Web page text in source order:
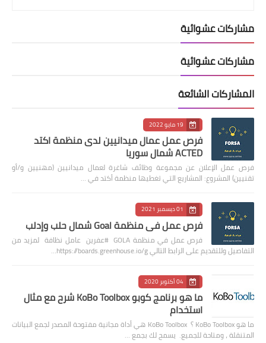
مشاركات عشوائية
مشاركات عشوائية
المشاركات الشائعة
19 مايو 2022
فرص عمل عمال ميدانيين لدى منظمة اكتد
ACTED شمال سوريا
فرص عمل الإعلان عن مجموعة وظائف شاغرة لعمال ميدانيين (مهنيين و/أو
تقنيين) المشروع: المشاريع التي تغطيها منظمة أكتد في …
01 ديسمبر 2021
فرص عمل في منظمة Goal شمال حلب وإدلب
فرص عمل في منظمة GOLA #عفرين عامل نظافة لمزيد من
التفاصيل وللتقديم على الرابط التالي https://boards.greenhouse.io/g…
04 أكتوبر 2020
ما هو برنامج كوبو KoBo Toolbox شرح مع مثال
استخدام
ما هو KoBo Toolbox ؟ KoBo Toolbox هي أداة مجانية مفتوحة المصدر لجمع البيانات
المتنقلة ، ومتاحة للجميع. يسمح لك بجمع …